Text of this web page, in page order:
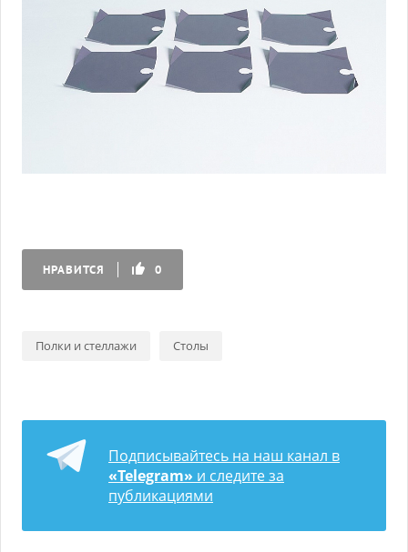
НРАВИТСЯ 0
Полки и стеллажи Столы
Подписывайтесь на наш канал в
«Telegram» и следите за
публикациями